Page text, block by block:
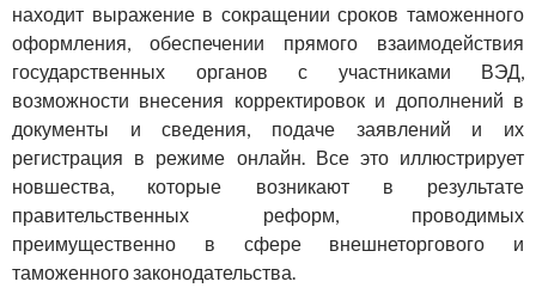
находит выражение в сокращении сроков таможенного
оформления, обеспечении прямого взаимодействия
государственных органов с участниками ВЭД,
возможности внесения корректировок и дополнений в
документы и сведения, подаче заявлений и их
регистрация в режиме онлайн. Все это иллюстрирует
новшества, которые возникают в результате
правительственных реформ, проводимых
преимущественно в сфере внешнеторгового и
таможенного законодательства.